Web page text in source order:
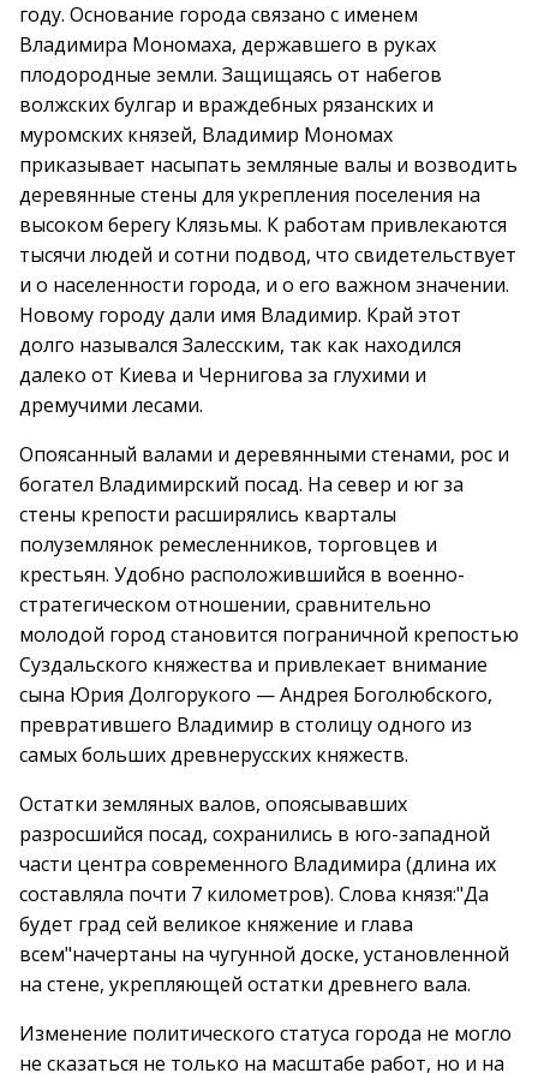
году. Основание города связано с именем
Владимира Мономаха, державшего в руках
плодородные земли. Защищаясь от набегов
волжских булгар и враждебных рязанских и
муромских князей, Владимир Мономах
приказывает насыпать земляные валы и возводить
деревянные стены для укрепления поселения на
высоком берегу Клязьмы. К работам привлекаются
тысячи людей и сотни подвод, что свидетельствует
и о населенности города, и о его важном значении.
Новому городу дали имя Владимир. Край этот
долго назывался Залесским, так как находился
далеко от Киева и Чернигова за глухими и
дремучими лесами.
Опоясанный валами и деревянными стенами, рос и
богател Владимирский посад. На север и юг за
стены крепости расширялись кварталы
полуземлянок ремесленников, торговцев и
крестьян. Удобно расположившийся в военно-
стратегическом отношении, сравнительно
молодой город становится пограничной крепостью
Суздальского княжества и привлекает внимание
сына Юрия Долгорукого — Андрея Боголюбского,
превратившего Владимир в столицу одного из
самых больших древнерусских княжеств.
Остатки земляных валов, опоясывавших
разросшийся посад, сохранились в юго-западной
части центра современного Владимира (длина их
составляла почти 7 километров). Слова князя:"Да
будет град сей великое княжение и глава
всем"начертаны на чугунной доске, установленной
на стене, укрепляющей остатки древнего вала.
Изменение политического статуса города не могло
не сказаться не только на масштабе работ, но и на